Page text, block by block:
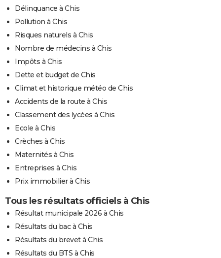
Délinquance à Chis
Pollution à Chis
Risques naturels à Chis
Nombre de médecins à Chis
Impôts à Chis
Dette et budget de Chis
Climat et historique météo de Chis
Accidents de la route à Chis
Classement des lycées à Chis
Ecole à Chis
Crèches à Chis
Maternités à Chis
Entreprises à Chis
Prix immobilier à Chis
Tous les résultats officiels à Chis
Résultat municipale 2026 à Chis
Résultats du bac à Chis
Résultats du brevet à Chis
Résultats du BTS à Chis